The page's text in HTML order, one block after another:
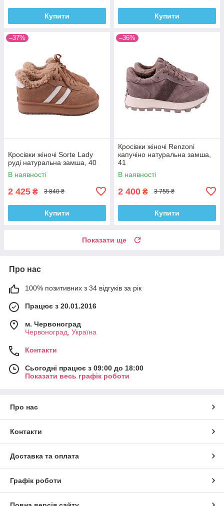
Купити Купити
–37%
Кросівки жіночі Sorte Lady
руді натуральна замша, 40
В наявності
2 425 ₴ 3 840 ₴
Купити
–36%
Кросівки жіночі Renzoni
капучіно натуральна замша,
41
В наявності
2 400 ₴ 3 755 ₴
Купити
Показати ще
Про нас
100% позитивних з 34 відгуків за рік
Працює з 20.01.2016
м. Червоноград
Червоноград, Україна
Контакти
Сьогодні працює з 09:00 до 18:00
Показати весь графік роботи
Про нас
Контакти
Доставка та оплата
Графік роботи